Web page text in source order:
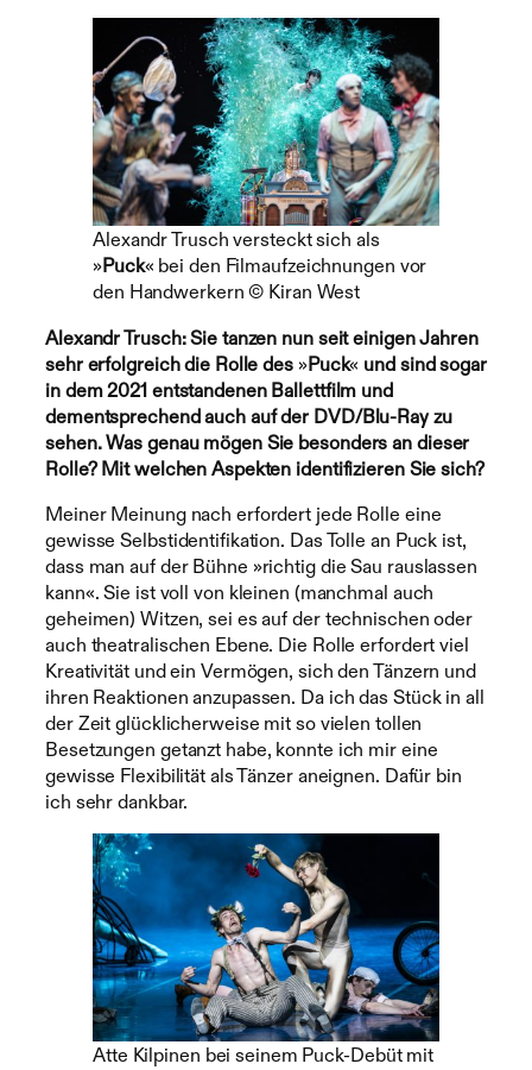
Alexandr Trusch versteckt sich als
»Puck« bei den Filmaufzeichnungen vor
den Handwerkern © Kiran West
Alexandr Trusch: Sie tanzen nun seit einigen Jahren
sehr erfolgreich die Rolle des »Puck« und sind sogar
in dem 2021 entstandenen Ballettfilm und
dementsprechend auch auf der DVD/Blu-Ray zu
sehen. Was genau mögen Sie besonders an dieser
Rolle? Mit welchen Aspekten identifizieren Sie sich?
Meiner Meinung nach erfordert jede Rolle eine
gewisse Selbstidentifikation. Das Tolle an Puck ist,
dass man auf der Bühne »richtig die Sau rauslassen
kann«. Sie ist voll von kleinen (manchmal auch
geheimen) Witzen, sei es auf der technischen oder
auch theatralischen Ebene. Die Rolle erfordert viel
Kreativität und ein Vermögen, sich den Tänzern und
ihren Reaktionen anzupassen. Da ich das Stück in all
der Zeit glücklicherweise mit so vielen tollen
Besetzungen getanzt habe, konnte ich mir eine
gewisse Flexibilität als Tänzer aneignen. Dafür bin
ich sehr dankbar.
Atte Kilpinen bei seinem Puck-Debüt mit